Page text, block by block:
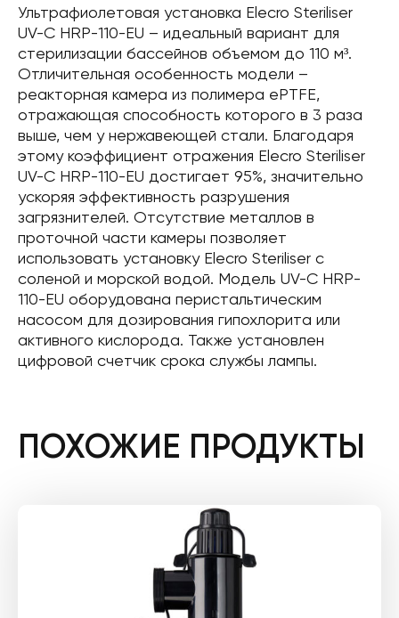
Ультрафиолетовая установка Elecro Steriliser
UV-C HRP-110-EU – идеальный вариант для
стерилизации бассейнов объемом до 110 м³.
Отличительная особенность модели –
реакторная камера из полимера ePTFE,
отражающая способность которого в 3 раза
выше, чем у нержавеющей стали. Благодаря
этому коэффициент отражения Elecro Steriliser
UV-C HRP-110-EU достигает 95%, значительно
ускоряя эффективность разрушения
загрязнителей. Отсутствие металлов в
проточной части камеры позволяет
использовать установку Elecro Steriliser с
соленой и морской водой. Модель UV-C HRP-
110-EU оборудована перистальтическим
насосом для дозирования гипохлорита или
активного кислорода. Также установлен
цифровой счетчик срока службы лампы.
ПОХОЖИЕ ПРОДУКТЫ